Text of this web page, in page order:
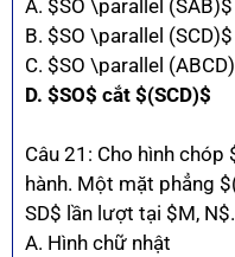
A. $SO \parallel (SAB)$
B. $SO \parallel (SCD)$
C. $SO \parallel
D. $SO$ cắt $(SCD)$
Câu 21: Cho hình chóp
hành. Một mặt phẳng
SD$ lần lượt tại $M,
A. Hình chữ nhật